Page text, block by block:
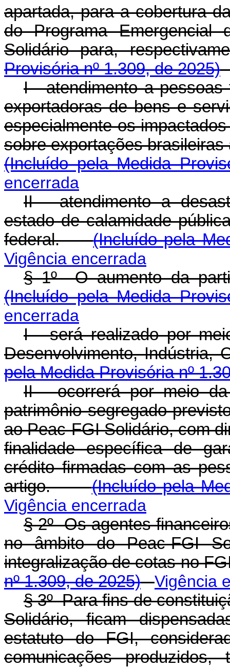
apartada, para a cobertura
do Programa
Solidário para,
Provisória nº 1.309, de 2025)
I - atendimento a
exportadoras de bens e
especialmente os
sobre exportações
(Incluído pela Medida
encerrada
II - atendimento a
estado de calamidade
federal.(Incluído pela
Vigência encerrada
§ 1º O aumento da
(Incluído pela Medida
encerrada
I - será realizado por
Desenvolvimento,
pela Medida Provisória nº
II - ocorrerá por meio
patrimônio segregado
ao Peac-FGI Solidário, com
finalidade específica de
crédito firmadas com as
artigo.(Incluído pela
Vigência encerrada
§ 2º Os agentes
no âmbito do Peac-FGI
integralização de cotas no
nº 1.309, de 2025)
Vigência
§ 3º Para fins de
Solidário, ficam
estatuto do FGI,
comunicações